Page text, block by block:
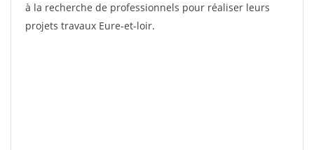
à la recherche de professionnels pour réaliser leurs
projets travaux Eure-et-loir.